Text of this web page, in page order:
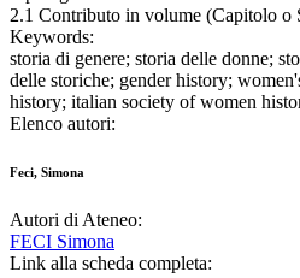
2.1 Contributo in volume (Capitolo o
Keywords:
storia di genere; storia delle donne;
delle storiche; gender history;
history; italian society of women
Elenco autori:
Feci, Simona
Autori di Ateneo:
FECI Simona
Link alla scheda completa: